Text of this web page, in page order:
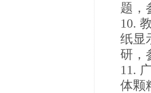
题，
10.
纸显
研，
11.
体颗